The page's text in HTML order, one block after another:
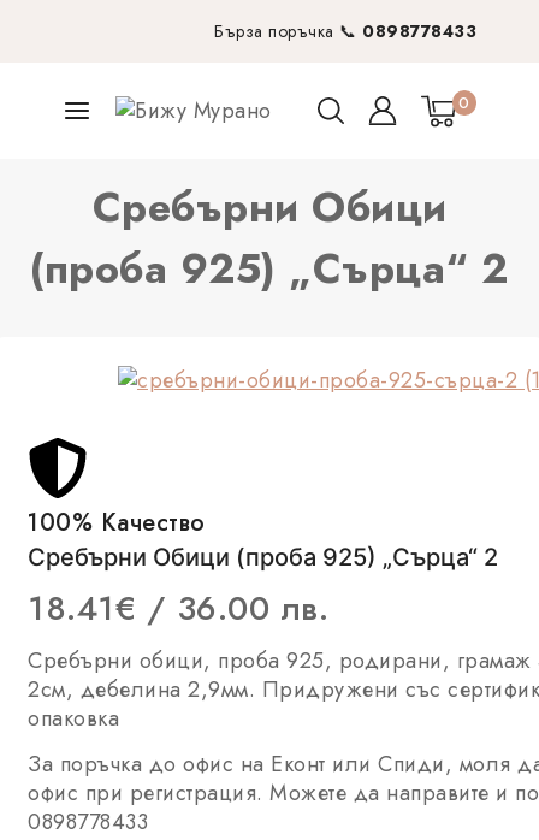
Бърза поръчка 📞 0898778433
0
Сребърни Обици
(проба 925) „Сърца“ 2
100% Качество
Сребърни Обици (проба 925) „Сърца“ 2
18.41€ / 36.00 лв.
Сребърни обици, проба 925, родирани, грамаж
2см, дебелина 2,9мм. Придружени със
опаковка
За поръчка до офис на Еконт или Спиди, моля
офис при регистрация. Можете да направите и
0898778433